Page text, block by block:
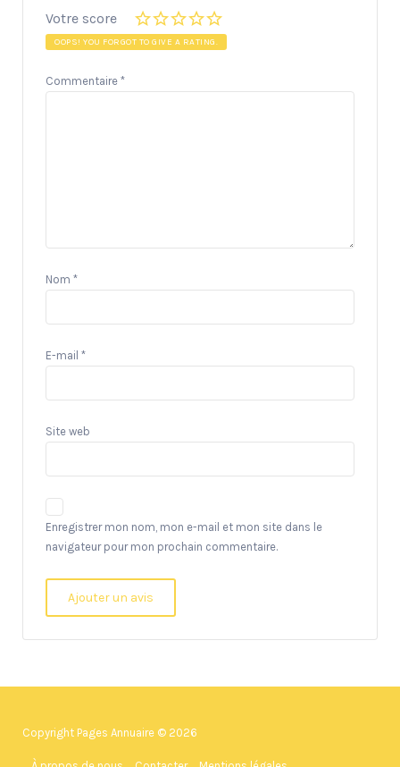
Votre score
OOPS! YOU FORGOT TO GIVE A RATING.
Commentaire *
Nom *
E-mail *
Site web
Enregistrer mon nom, mon e-mail et mon site dans le
navigateur pour mon prochain commentaire.
Copyright Pages Annuaire © 2026